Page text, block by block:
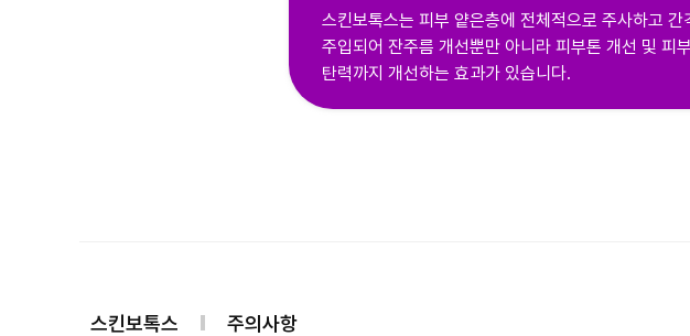
스킨보톡스는 피부 얕은층에 전체적으로 주사하고 간
주입되어 잔주름 개선뿐만 아니라 피부톤 개선 및 피
탄력까지 개선하는 효과가 있습니다.
스킨보톡스 주의사항